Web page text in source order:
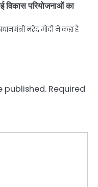
विकास परियोजनाओं का
नरेंद्र मोदी ने कहा है
published. Required